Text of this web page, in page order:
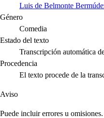
Luis de Belmonte
Género
Comedia
Estado del texto
Transcripción automática
Procedencia
El texto procede de la
Aviso
Puede incluir errores u